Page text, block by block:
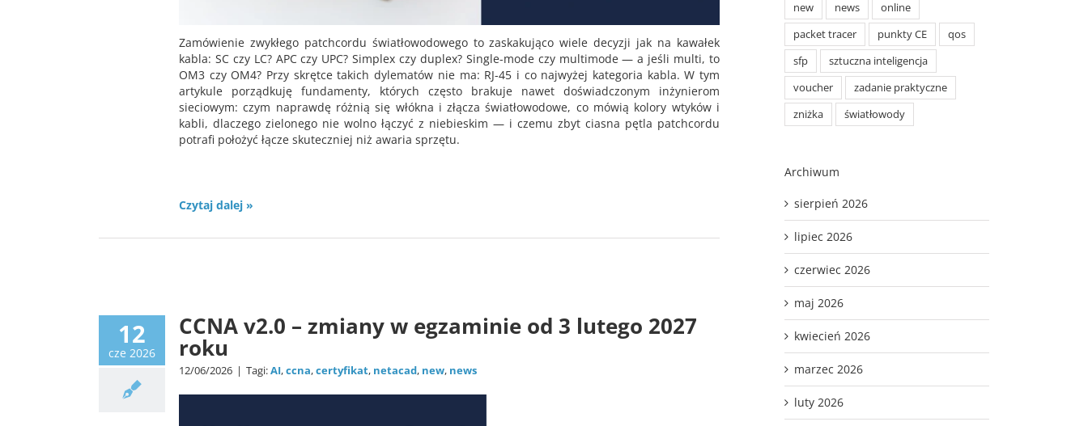
Zamówienie zwykłego patchcordu światłowodowego to zaskakująco wiele decyzji jak na kawałek
kabla: SC czy LC? APC czy UPC? Simplex czy duplex? Single-mode czy multimode — a jeśli multi, to
OM3 czy OM4? Przy skrętce takich dylematów nie ma: RJ-45 i co najwyżej kategoria kabla. W tym
artykule porządkuję fundamenty, których często brakuje nawet doświadczonym inżynierom
sieciowym: czym naprawdę różnią się włókna i złącza światłowodowe, co mówią kolory wtyków i
kabli, dlaczego zielonego nie wolno łączyć z niebieskim — i czemu zbyt ciasna pętla patchcordu
potrafi położyć łącze skuteczniej niż awaria sprzętu.
Czytaj dalej »
12
cze 2026
CCNA v2.0 – zmiany w egzaminie od 3 lutego 2027
roku
12/06/2026 | Tagi:AI,ccna,certyfikat, netacad, new, news
new
news
online
packet tracer
punkty CE
qos
sfp
sztuczna inteligencja
voucher
zadanie praktyczne
zniżka
światłowody
Archiwum
sierpień 2026
lipiec 2026
czerwiec 2026
maj 2026
kwiecień 2026
marzec 2026
luty 2026